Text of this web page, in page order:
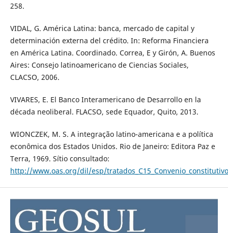
258.
VIDAL, G. América Latina: banca, mercado de capital y
determinación externa del crédito. In: Reforma Financiera
en América Latina. Coordinado. Correa, E y Girón, A. Buenos
Aires: Consejo latinoamericano de Ciencias Sociales,
CLACSO, 2006.
VIVARES, E. El Banco Interamericano de Desarrollo en la
década neoliberal. FLACSO, sede Equador, Quito, 2013.
WIONCZEK, M. S. A integração latino-americana e a política
econômica dos Estados Unidos. Rio de Janeiro: Editora Paz e
Terra, 1969. Sítio consultado:
http://www.oas.org/dil/esp/